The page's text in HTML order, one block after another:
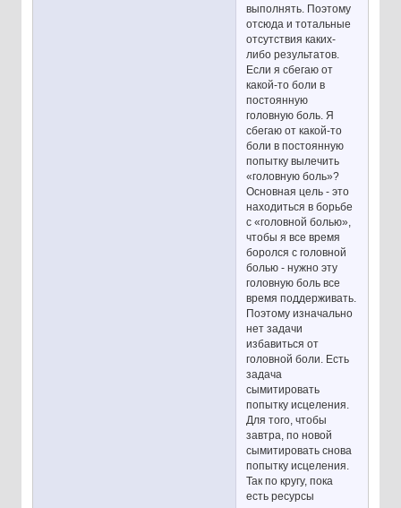
выполнять. Поэтому
отсюда и тотальные
отсутствия каких-
либо результатов.
Если я сбегаю от
какой-то боли в
постоянную
головную боль. Я
сбегаю от какой-то
боли в постоянную
попытку вылечить
«головную боль»?
Основная цель - это
находиться в борьбе
с «головной болью»,
чтобы я все время
боролся с головной
болью - нужно эту
головную боль все
время поддерживать.
Поэтому изначально
нет задачи
избавиться от
головной боли. Есть
задача
сымитировать
попытку исцеления.
Для того, чтобы
завтра, по новой
сымитировать снова
попытку исцеления.
Так по кругу, пока
есть ресурсы